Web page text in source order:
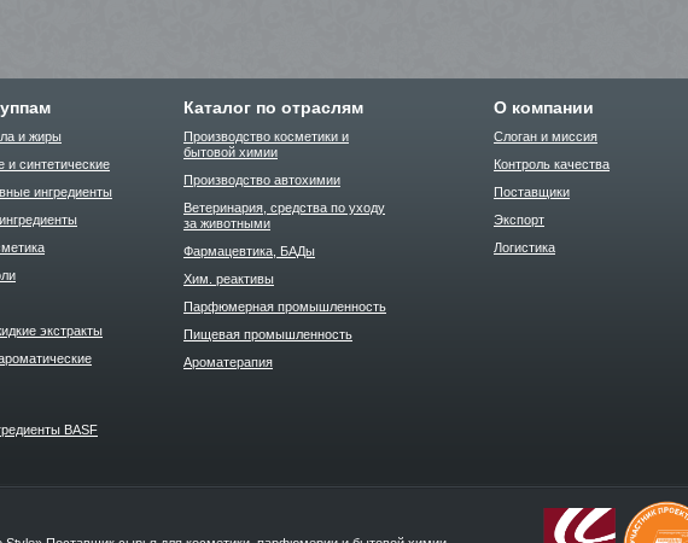
и жиры
и синтетические
ингредиенты
экстракты
BASF
Каталог по отраслям
Производство косметики и
бытовой химии
Производство автохимии
Ветеринария, средства по уходу
за животными
Фармацевтика, БАДы
Хим. реактивы
Парфюмерная промышленность
Пищевая промышленность
Ароматерапия
О компании
Слоган и миссия
Контроль качества
Поставщики
Экспорт
Логистика